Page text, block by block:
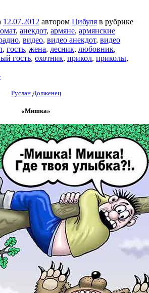
12.07.2012 автором Цибуля в рубрике
, анекдот, армяне, армянские
, видео, видео анекдот, видео
, гость, жена, лесник, любовник,
гость, охотник, прикол, приколы,
Руслан Долженец
«Мишка»